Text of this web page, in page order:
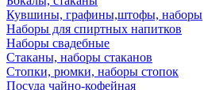
Кувшины, графины,штофы, наборы
Наборы для спиртных напитков
Наборы свадебные
Стаканы, наборы стаканов
Стопки, рюмки, наборы стопок
Посуда чайно-кофейная